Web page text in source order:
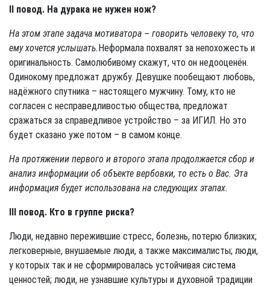
II повод. На дурака не нужен нож?
На этом этапе задача мотиватора – говорить человеку то, что
ему хочется услышать.Неформала похвалят за непохожесть и
оригинальность. Самолю­бивому скажут, что он недооценён.
Одинокому предложат дружбу. Девушке пообещают любовь,
надёжного спутника – настоящего мужчину. Тому, кто не
согласен с несправедливостью общества, предложат
сражаться за спра­ведливое устройство – за ИГИЛ. Но это
будет сказано уже потом – в самом конце.
На протяжении первого и второго этапа продолжается сбор и
анализ ин­формации об объекте вербовки, то есть о Вас. Эта
информация будет исполь­зована на следующих этапах.
III повод. Кто в группе риска?
Люди, недавно пережившие стресс, болезнь, потерю близких;
легковерные, внушаемые люди, а также максималисты; люди,
у которых так и не сформировалась устойчивая система
ценностей; люди, не узнавшие культуры и духовной традиции